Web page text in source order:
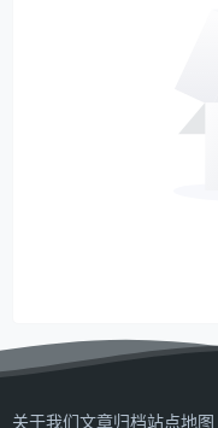
关于我们文章归档站点地图